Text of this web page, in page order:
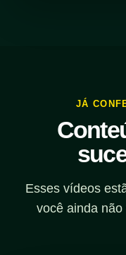
JÁ
Esses vídeos
você ainda